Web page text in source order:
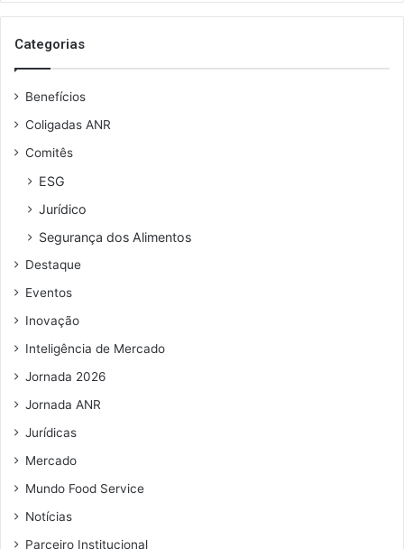
a
s
e
n
e
e
e
a
i
Categorias
Benefícios
Coligadas ANR
Comitês
ESG
Jurídico
Segurança dos Alimentos
Destaque
Eventos
Inovação
Inteligência de Mercado
Jornada 2026
Jornada ANR
Jurídicas
Mercado
Mundo Food Service
Notícias
Parceiro Institucional